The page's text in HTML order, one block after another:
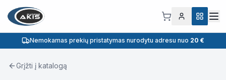
Nemokamas prekių pristatymas nurodytu adresu nuo 20 €
Grįžti į katalogą